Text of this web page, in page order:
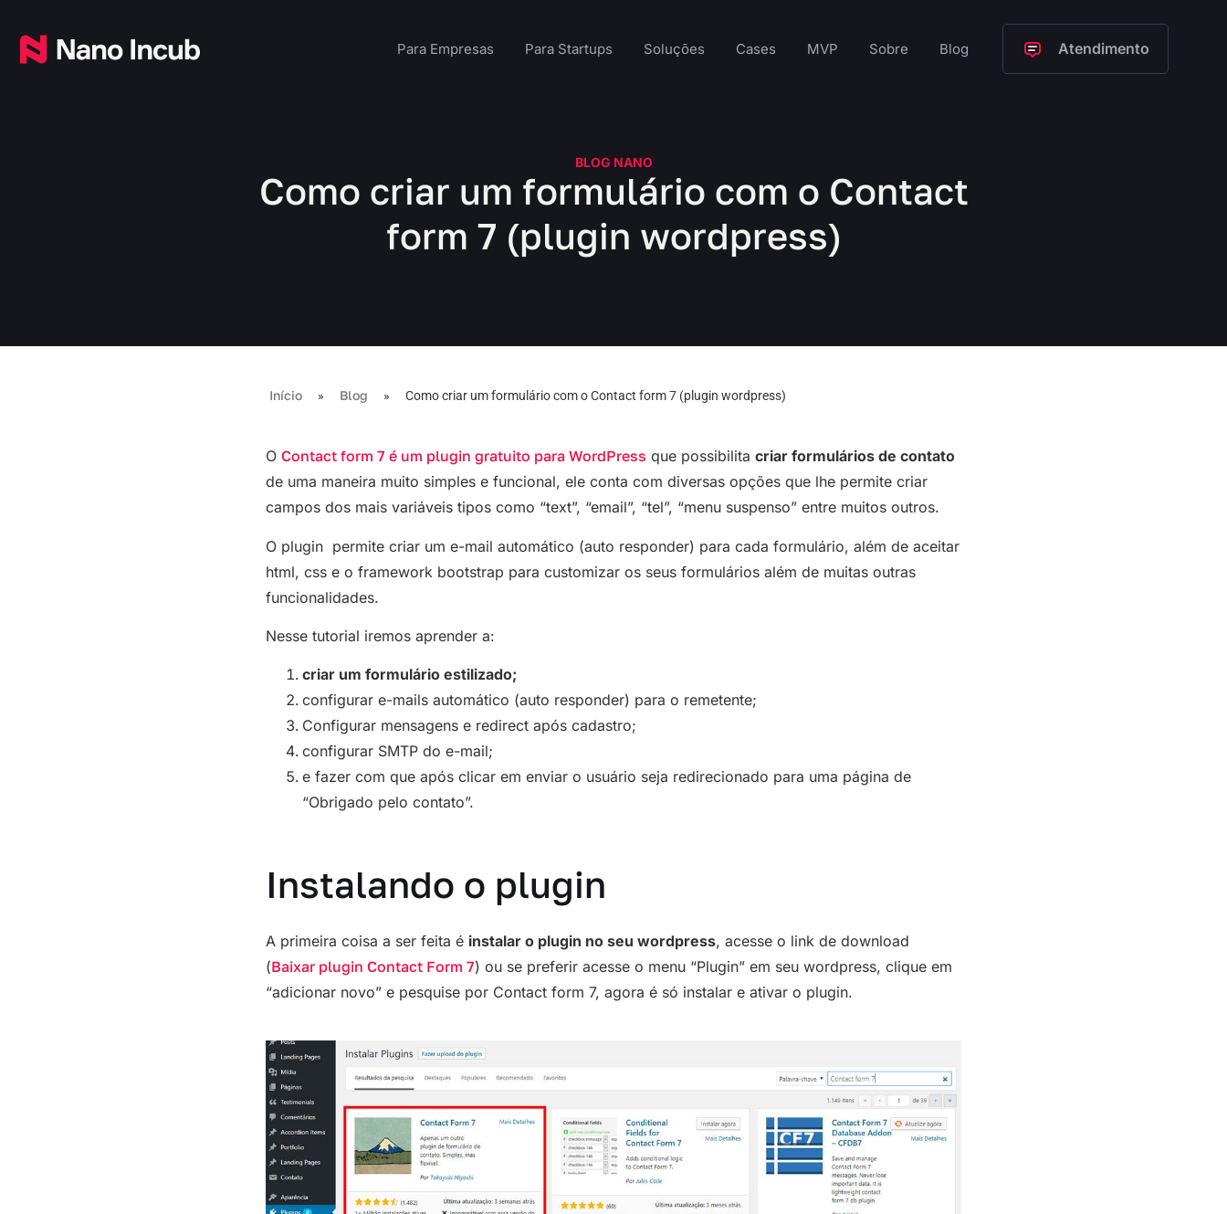
Para Empresas Para Startups Soluções Cases MVP Sobre Blog Atendimento
BLOG NANO
Como criar um formulário com o Contact
form 7 (plugin wordpress)
Início » Blog » Como criar um formulário com o Contact form 7 (plugin wordpress)
O Contact form 7 é um plugin gratuito para WordPress que possibilita criar formulários de contato
de uma maneira muito simples e funcional, ele conta com diversas opções que lhe permite criar
campos dos mais variáveis tipos como “text”, “email”, “tel”, “menu suspenso” entre muitos outros.
O plugin permite criar um e-mail automático (auto responder) para cada formulário, além de aceitar
html, css e o framework bootstrap para customizar os seus formulários além de muitas outras
funcionalidades.
Nesse tutorial iremos aprender a:
criar um formulário estilizado;
configurar e-mails automático (auto responder) para o remetente;
Configurar mensagens e redirect após cadastro;
configurar SMTP do e-mail;
e fazer com que após clicar em enviar o usuário seja redirecionado para uma página de
“Obrigado pelo contato”.
Instalando o plugin
A primeira coisa a ser feita é instalar o plugin no seu wordpress, acesse o link de download
(Baixar plugin Contact Form 7) ou se preferir acesse o menu “Plugin” em seu wordpress, clique em
“adicionar novo” e pesquise por Contact form 7, agora é só instalar e ativar o plugin.